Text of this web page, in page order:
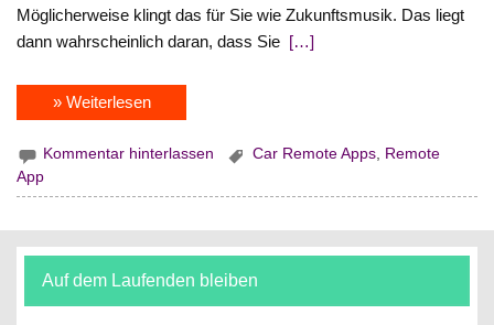
Möglicherweise klingt das für Sie wie Zukunftsmusik. Das liegt
dann wahrscheinlich daran, dass Sie […]
» Weiterlesen
Kommentar hinterlassen Car Remote Apps, Remote
App
Auf dem Laufenden bleiben